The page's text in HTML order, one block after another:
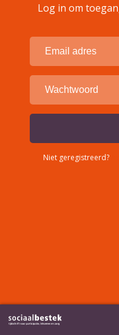
Terug naar overzicht
Log in om
Niet geregistreerd?